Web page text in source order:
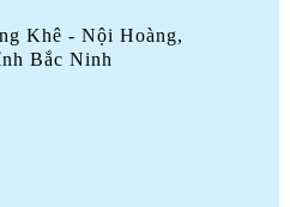
Khê - Nội Hoàng,
Bắc Ninh